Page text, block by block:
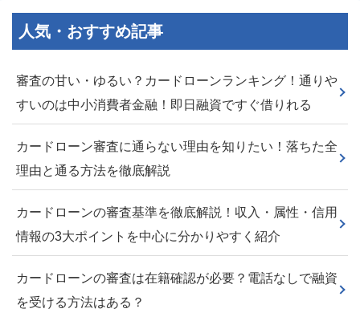
人気・おすすめ記事
審査の甘い・ゆるい？カードローンランキング！通りや
すいのは中小消費者金融！即日融資ですぐ借りれる
カードローン審査に通らない理由を知りたい！落ちた全
理由と通る方法を徹底解説
カードローンの審査基準を徹底解説！収入・属性・信用
情報の3大ポイントを中心に分かりやすく紹介
カードローンの審査は在籍確認が必要？電話なしで融資
を受ける方法はある？